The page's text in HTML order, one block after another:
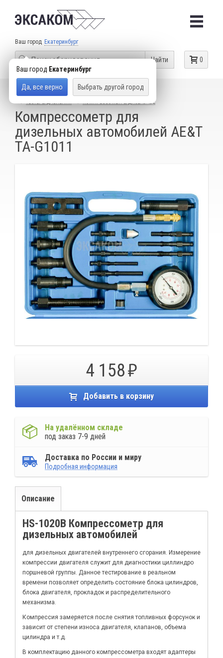
Ваш город Екатеринбург
Ваш город Екатеринбург
Да, все верно Выбрать другой город
0
Найти
КАТАЛОГ ТОВАРОВ
ДИАГНОСТИЧЕСКОЕ ОБОРУДОВАНИЕ
КОМПРЕССОМЕТРЫ ДИЗЕЛЬНЫЕ
Компрессометр для
дизельных автомобилей AE&T
TA-G1011
4 158
Добавить в корзину
На удалённом складе
под заказ 7-9 дней
Доставка по России и миру
Подробная информация
Описание
HS-1020B Компрессометр для
дизельных автомобилей
для дизельных двигателей внутреннего сгорания. Измерение
компрессии двигателя служит для диагностики циллиндро
поршневой группы. Данное тестирование в реальном
времени позволяет определить состояние блока цилиндров,
блока двигателя, прокладок и распределительного
механизма.
Компрессия замеряется после снятия топливных форсунок и
зависит от степени износа двигателя, клапанов, объема
цилиндра и т.д.
В комплектацию данного компрессометра входят адаптеры